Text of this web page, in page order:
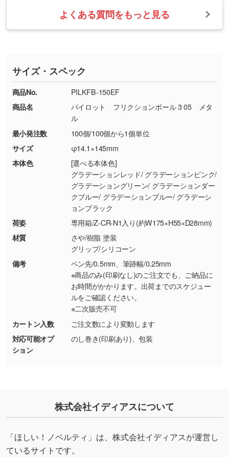
・1色印刷でグラデーションや濃淡を表現した
い
す。→詳しく見る
・コーポレートカラーを使って印刷したい／印
刷色にこだわりがある
DIC・PANTONEなどのカラーチップの指定や、
現物支給による色指定も承っております。→
しく見る
・背景がある画像からキャラクター部分だけを
使いたいです
シンプルな背景のデータや、使いたいキャラク
ター部分の輪郭がはっきりしているデータは切
り抜き処理が可能です。→詳しく見る
・持っているデータの背景が足りない／塗り足
しの作り方が分からない
印刷したいデータが印刷範囲よりも小さい場
合、シンプルな色・柄の背景であれば拡張が可
詳しく見る
・デザインにQRコードを入れたい／QRコード
を生成してほしい
URLをご指定いただければ、QRコードを生成
ない場合や仕上がりに影響しそうな場合は、ス
タッフから別の色をご案内することもございま
・お届け時に商品が損傷・故障している場合
・ご注文と異なる商品が届いた場合
・印刷不良があった場合
※詳しくは「商品の良品基準について
ください。
【返品・交換ができない場合】
・お客様の元で商品を加工された場合、または
商品が破損した場合
・商品到着後7日以上経過している場合
・お客様のご都合による返品・交換依頼(商
品・色・数量などの注文間違い等)
いたします。
お急ぎの場合はお電話でのご質問も受け付けて
TEL：0422-29-9911 営業時間10:00～
18:00(土日祝日除く)
お問い合わせフォームはこちら
よくある質問をもっと見る
サイズ・スペック
商品No.
PILKFB-150EF
商品名
パイロット フリクションボール 3 05 メタ
ル
最小発注数
100個/100個から1個単位
サイズ
φ14.1×145mm
本体色
[選べる本体色]
グラデーションレッド/ グラデーションピンク/
グラデーショングリーン/ グラデーションダー
クブルー/ グラデーションブルー/ グラデーシ
ョンブラック
荷姿
専用箱/Z-CR-N1入り(約W175×H55×D28mm)
材質
さや/樹脂 塗装
グリップ/シリコーン
備考
ペン先/0.5mm、筆跡幅/0.25mm
※商品のみ(印刷なし)のご注文でも、ご納品に
お時間がかかります。出荷までのスケジュー
ルをご確認ください。
※二次販売不可
カートン入数
ご注文数により変動します
対応可能オプ
ション
のし巻き(印刷あり)、包装
株式会社イディアスについて
「ほしい！ノベルティ」は、株式会社イディアスが運営し
ているサイトです。